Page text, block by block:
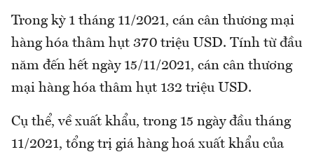
Trong kỳ 1 tháng 11/2021, cán cân thương mại
hàng hóa thâm hụt 370 triệu USD. Tính từ đầu
năm đến hết ngày 15/11/2021, cán cân thương
mại hàng hóa thâm hụt 132 triệu USD.
Cụ thể, về xuất khẩu, trong 15 ngày đầu tháng
11/2021, tổng trị giá hàng hoá xuất khẩu của